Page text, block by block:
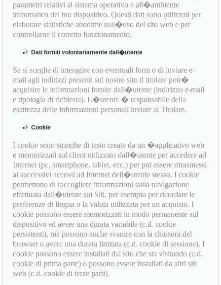
parametri relativi al sistema operativo e all�ambiente
informatico del tuo dispositivo. Questi dati sono utilizzati per
elaborare statistiche anonime sull�uso del sito web e per
controllarne il corretto funzionamento.
Dati forniti volontariamente dall�utente
Se si sceglie di interagire con eventuali form o di inviare e-
mail agli indirizzi presenti sul nostro sito il titolare potr�
acquisire le informazioni fornite dall�utente (indirizzo e-mail
e tipologia di richiesta). L�utente � responsabile della
esattezza delle informazioni personali inviate al Titolare.
Cookie
I cookie sono stringhe di testo create da un �applicativo web
e memorizzati sul client utilizzato dall�utente per accedere ad
Internet (pc, smartphone, tablet, ecc.) per poi essere ritrasmessi
ai successivi accessi ad Internet dell�utente stesso. I cookie
permettono di raccogliere informazioni sulla navigazione
effettuata dall�utente sui Siti, per esempio per ricordare le
preferenze di lingua o la valuta utilizzata per un acquisto. I
cookie possono essere memorizzati in modo permanente sul
dispositivo ed avere una durata variabile (c.d. cookie
persistenti), ma possono anche svanire con la chiusura del
browser o avere una durata limitata (c.d. cookie di sessione). I
cookie possono essere installati dal sito che sta visitando (c.d.
cookie di prima parte) o possono essere installati da altri siti
web (c.d. cookie di terze parti).